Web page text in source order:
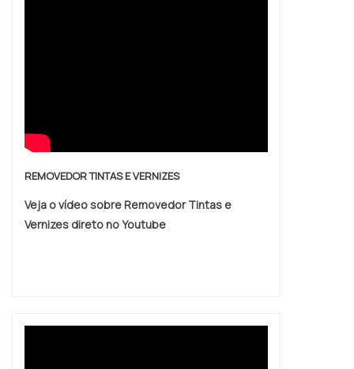
REMOVEDOR TINTAS E VERNIZES
Veja o vídeo sobre Removedor Tintas e
Vernizes direto no Youtube